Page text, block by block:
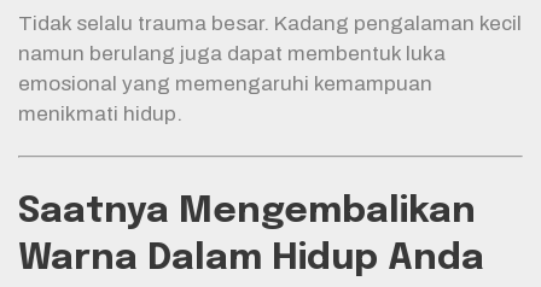
Tidak selalu trauma besar. Kadang pengalaman kecil
namun berulang juga dapat membentuk luka
emosional yang memengaruhi kemampuan
menikmati hidup.
Saatnya Mengembalikan
Warna Dalam Hidup Anda